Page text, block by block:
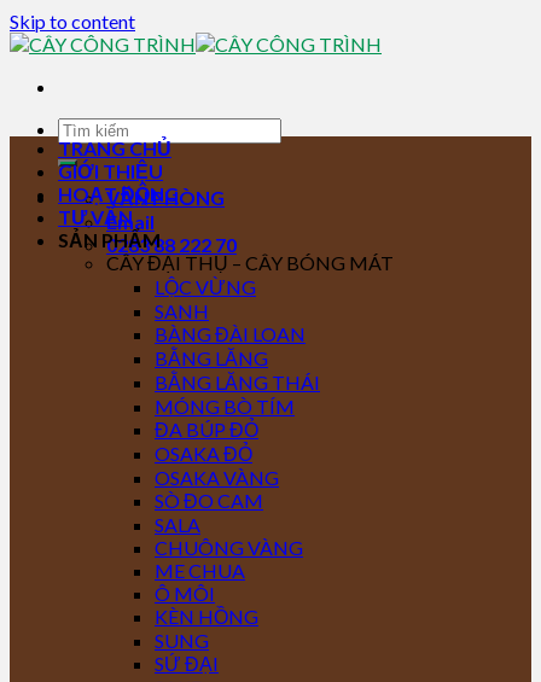
Skip to content
VĂN PHÒNG
Email
0283 88 222 70
TRANG CHỦ
GIỚI THIỆU
HOẠT ĐỘNG
TƯ VẤN
SẢN PHẨM
CÂY ĐẠI THỤ – CÂY BÓNG MÁT
LỘC VỪNG
SANH
BÀNG ĐÀI LOAN
BẰNG LĂNG
BẰNG LĂNG THÁI
MÓNG BÒ TÍM
ĐA BÚP ĐỎ
OSAKA ĐỎ
OSAKA VÀNG
SÒ ĐO CAM
SALA
CHUÔNG VÀNG
ME CHUA
Ô MÔI
KÈN HỒNG
SUNG
SỨ ĐẠI